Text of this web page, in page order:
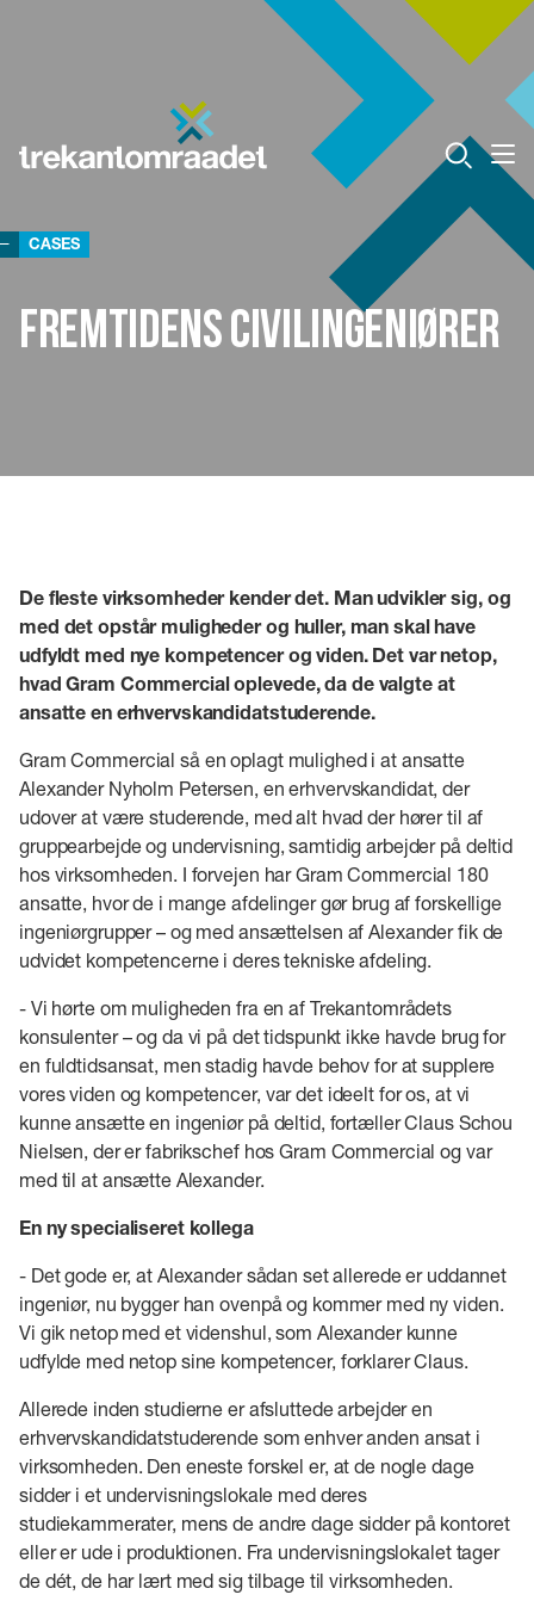
CASES
Fremtidens civilingeniører
De fleste virksomheder kender det. Man udvikler sig, og
med det opstår muligheder og huller, man skal have
udfyldt med nye kompetencer og viden. Det var netop,
hvad Gram Commercial oplevede, da de valgte at
ansatte en erhvervskandidatstuderende.
Gram Commercial så en oplagt mulighed i at ansatte
Alexander Nyholm Petersen, en erhvervskandidat, der
udover at være studerende, med alt hvad der hører til af
gruppearbejde og undervisning, samtidig arbejder på deltid
hos virksomheden. I forvejen har Gram Commercial 180
ansatte, hvor de i mange afdelinger gør brug af forskellige
ingeniørgrupper – og med ansættelsen af Alexander fik de
udvidet kompetencerne i deres tekniske afdeling.
- Vi hørte om muligheden fra en af Trekantområdets
konsulenter – og da vi på det tidspunkt ikke havde brug for
en fuldtidsansat, men stadig havde behov for at supplere
vores viden og kompetencer, var det ideelt for os, at vi
kunne ansætte en ingeniør på deltid, fortæller Claus Schou
Nielsen, der er fabrikschef hos Gram Commercial og var
med til at ansætte Alexander.
En ny specialiseret kollega
- Det gode er, at Alexander sådan set allerede er uddannet
ingeniør, nu bygger han ovenpå og kommer med ny viden.
Vi gik netop med et videnshul, som Alexander kunne
udfylde med netop sine kompetencer, forklarer Claus.
Allerede inden studierne er afsluttede arbejder en
erhvervskandidatstuderende som enhver anden ansat i
virksomheden. Den eneste forskel er, at de nogle dage
sidder i et undervisningslokale med deres
studiekammerater, mens de andre dage sidder på kontoret
eller er ude i produktionen. Fra undervisningslokalet tager
de dét, de har lært med sig tilbage til virksomheden.